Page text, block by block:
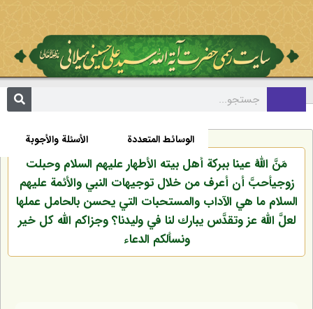
الأسئلة والأجوبة الوسائط المتعددة
مَنَّ اللهُ عينا ببركة أهل بيته الأطهار عليهم السلام وحبلت
زوجيأحبَّ أن أعرف من خلال توجيهات النبي والأئمة عليهم
السلام ما هي الآداب والمستحبات التي يحسن بالحامل عملها
لعلَّ اللهَ عز وتقدَّس يبارك لنا في وليدنا؟ وجزاكم الله كل خير
ونسألكم الدعاء